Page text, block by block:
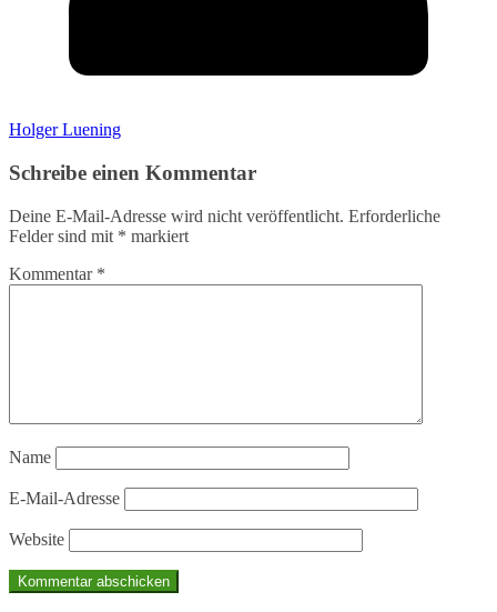
Holger Luening
Schreibe einen Kommentar
Deine E-Mail-Adresse wird nicht veröffentlicht. Erforderliche
Felder sind mit * markiert
Kommentar *
Name
E-Mail-Adresse
Website